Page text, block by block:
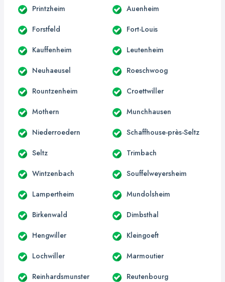
Printzheim Auenheim
Forstfeld Fort-Louis
Kauffenheim Leutenheim
Neuhaeusel Roeschwoog
Rountzenheim Croettwiller
Mothern Munchhausen
Niederroedern Schaffhouse-près-Seltz
Seltz Trimbach
Wintzenbach Souffelweyersheim
Lampertheim Mundolsheim
Birkenwald Dimbsthal
Hengwiller Kleingoeft
Lochwiller Marmoutier
Reinhardsmunster Reutenbourg